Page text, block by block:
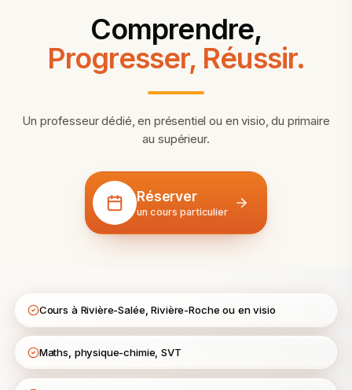
Comprendre,
Progresser, Réussir.
Un professeur dédié, en présentiel ou en visio, du primaire
au supérieur.
Réserver
un cours particulier
Cours à Rivière-Salée, Rivière-Roche ou en visio
Maths, physique-chimie, SVT